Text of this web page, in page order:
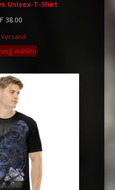
Unisex-T-Shirt
38.00
Versand
wählen